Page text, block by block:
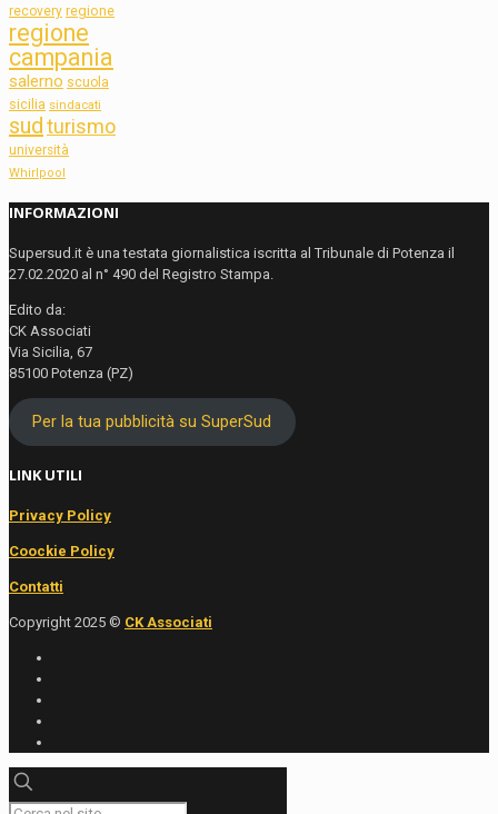
recovery regione
regione
campania
salerno scuola
sicilia sindacati
sudturismo
università
Whirlpool
INFORMAZIONI
Supersud.it è una testata giornalistica iscritta al Tribunale di Potenza il
27.02.2020 al n° 490 del Registro Stampa.
Edito da:
CK Associati
Via Sicilia, 67
85100 Potenza (PZ)
Per la tua pubblicità su SuperSud
LINK UTILI
Privacy Policy
Coockie Policy
Contatti
Copyright 2025 © CK Associati